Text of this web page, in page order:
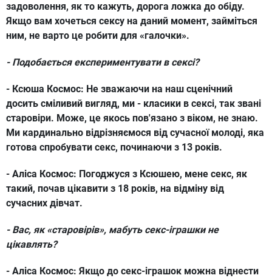
задоволення, як то кажуть, дорога ложка до обіду.
Якщо вам хочеться сексу на даний момент, займіться
ним, не варто це робити для «галочки».
- Подобається експериментувати в сексі?
- Ксюша Космос: Не зважаючи на наш сценічний
досить сміливий вигляд, ми - класики в сексі, так звані
старовіри. Може, це якось пов'язано з віком, не знаю.
Ми кардинально відрізняємося від сучасної молоді, яка
готова спробувати секс, починаючи з 13 років.
- Аліса Космос: Погоджуся з Ксюшею, мене секс, як
такий, почав цікавити з 18 років, на відміну від
сучасних дівчат.
- Вас, як «старовірів», мабуть секс-іграшки не
цікавлять?
- Аліса Космос: Якщо до секс-іграшок можна віднести